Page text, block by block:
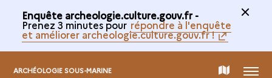
Enquête archeologie.culture.gouv.fr -
Prenez 3 minutes pour répondre à l'enquête
et améliorer archeologie.culture.gouv.fr !
ARCHÉOLOGIE SOUS-MARINE CARTE MENU